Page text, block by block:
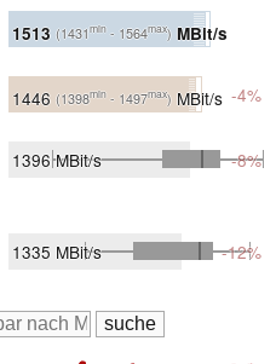
1513 (1431min - 1564max) MBit/s
1446 (1398min - 1497max) MBit/s -4%
1396MBit/s -8%
1335 MBit/s -12%